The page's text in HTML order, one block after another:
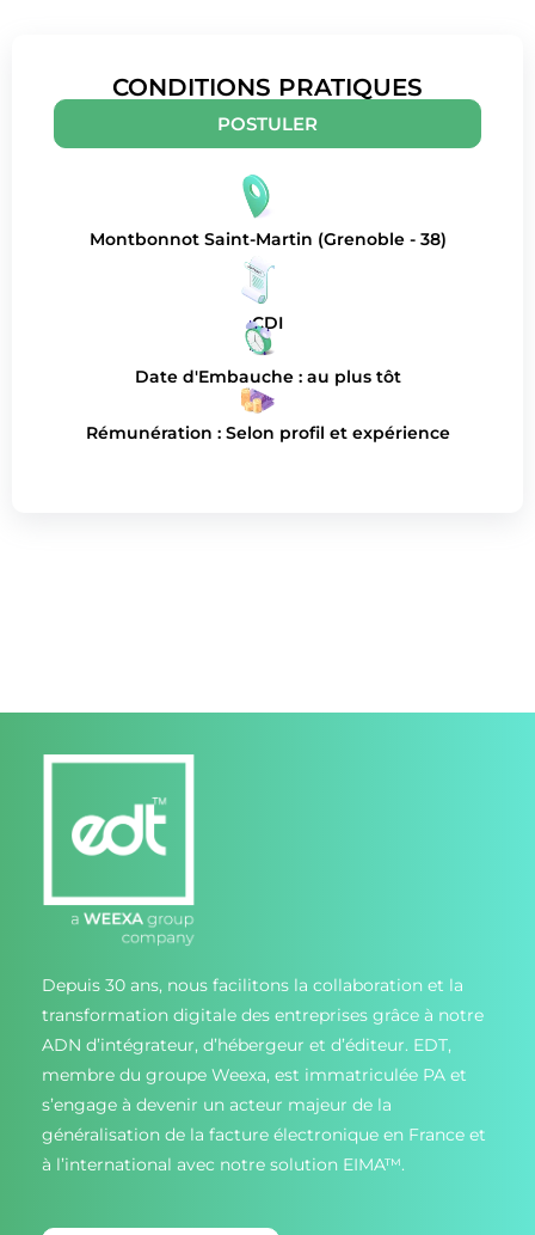
CONDITIONS PRATIQUES
POSTULER
Montbonnot Saint-Martin (Grenoble - 38)
CDI
Date d'Embauche : au plus tôt
Rémunération : Selon profil et expérience
Depuis 30 ans, nous facilitons la collaboration et la
transformation digitale des entreprises grâce à notre
ADN d’intégrateur, d’hébergeur et d’éditeur. EDT,
membre du groupe Weexa, est immatriculée PA et
s’engage à devenir un acteur majeur de la
généralisation de la facture électronique en France et
à l’international avec notre solution EIMA™.